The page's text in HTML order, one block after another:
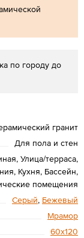
по городу до
гранит
Для пола и стен
Улица/терраса,
Кухня, Бассейн,
помещения
Серый, Бежевый
Мрамор
60х120